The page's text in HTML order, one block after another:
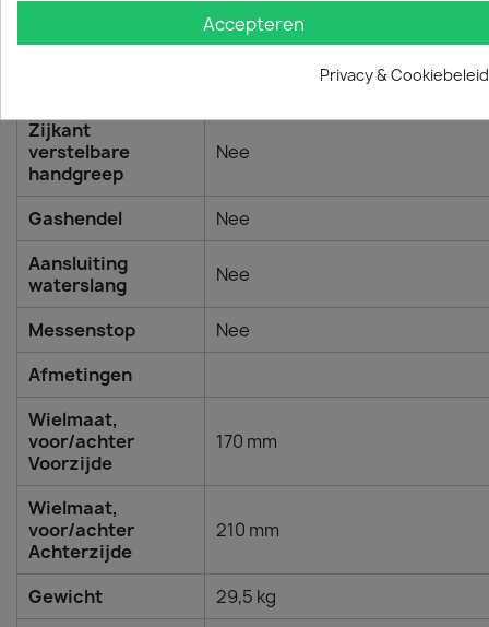
duwboom
Ja
Zijkant
verstelbare
handgreep
Nee
Gashendel
Nee
Aansluiting
waterslang
Nee
Messenstop
Nee
Afmetingen
Wielmaat,
voor/achter
Voorzijde
170 mm
Wielmaat,
voor/achter
Achterzijde
210 mm
Gewicht
29,5 kg
Accepteren
Privacy & Cookiebeleid